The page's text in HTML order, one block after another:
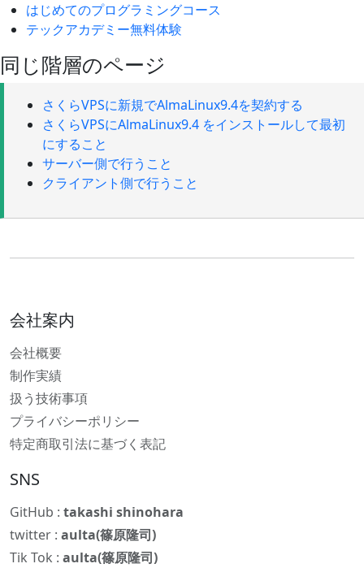
はじめてのプログラミングコース
テックアカデミー無料体験
同じ階層のページ
さくらVPSに新規でAlmaLinux9.4を契約する
さくらVPSにAlmaLinux9.4 をインストールして最初
にすること
サーバー側で行うこと
クライアント側で行うこと
会社案内
会社概要
制作実績
扱う技術事項
プライバシーポリシー
特定商取引法に基づく表記
SNS
GitHub : takashi shinohara
twitter : aulta(篠原隆司)
Tik Tok : aulta(篠原隆司)